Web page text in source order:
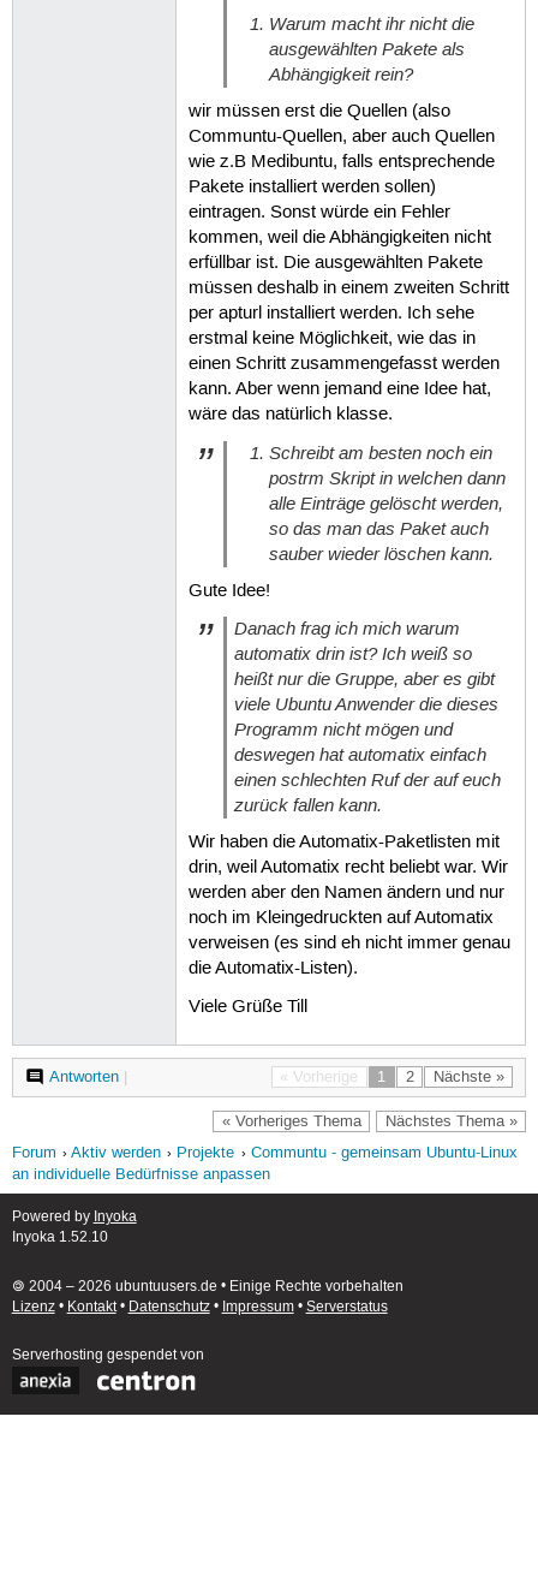
Warum macht ihr nicht die
ausgewählten Pakete als
Abhängigkeit rein?
wir müssen erst die Quellen (also
Communtu-Quellen, aber auch Quellen
wie z.B Medibuntu, falls entsprechende
Pakete installiert werden sollen)
eintragen. Sonst würde ein Fehler
kommen, weil die Abhängigkeiten nicht
erfüllbar ist. Die ausgewählten Pakete
müssen deshalb in einem zweiten Schritt
per apturl installiert werden. Ich sehe
erstmal keine Möglichkeit, wie das in
einen Schritt zusammengefasst werden
kann. Aber wenn jemand eine Idee hat,
wäre das natürlich klasse.
Schreibt am besten noch ein
postrm Skript in welchen dann
alle Einträge gelöscht werden,
so das man das Paket auch
sauber wieder löschen kann.
Gute Idee!
Danach frag ich mich warum
automatix drin ist? Ich weiß so
heißt nur die Gruppe, aber es gibt
viele Ubuntu Anwender die dieses
Programm nicht mögen und
deswegen hat automatix einfach
einen schlechten Ruf der auf euch
zurück fallen kann.
Wir haben die Automatix-Paketlisten mit
drin, weil Automatix recht beliebt war. Wir
werden aber den Namen ändern und nur
noch im Kleingedruckten auf Automatix
verweisen (es sind eh nicht immer genau
die Automatix-Listen).
Viele Grüße Till
« Vorherige 1 2 Nächste »
Antworten|
« Vorheriges Thema Nächstes Thema »
Forum Aktiv werden Projekte
Communtu - gemeinsam Ubuntu-Linux
an individuelle Bedürfnisse anpassen
Powered by Inyoka
Inyoka 1.52.10
🄯 2004 – 2026 ubuntuusers.de • Einige Rechte vorbehalten
Lizenz• Kontakt• Datenschutz• Impressum• Serverstatus
Serverhosting gespendet von